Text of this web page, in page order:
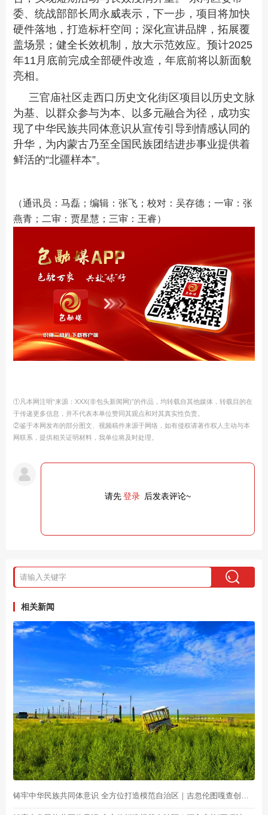
委、统战部部长周永威表示 ， 下一步，项目将加快
硬件落地，打造标杆空间；深化宣讲品牌，拓展覆
盖场景；健全长效机制，放大示范效应。预计2025
年11 月底前完成全部硬件改造，年底前将以新面貌
亮相。
三官庙社区走西口历史文化街区项目以历史文脉
为基、以群众参与为本、以多元融合为径，成功实
现了中华民族共同体意识从宣传引导到情感认同的
升华，为内蒙古乃至全国民族团结进步事业提供着
鲜活的“北疆样本”。
（通讯员：马磊；编辑：张飞；校对：吴存德；一审：张
燕青；二审：贾星慧；三审：王睿）
①凡本网注明“来源：XXX(非包头新闻网)”的作品，均转载自其他媒体，转载目的在
于传递更多信息，并不代表本单位赞同其观点和对其真实性负责。
②鉴于本网发布的部分图文、视频稿件来源于网络，如有侵权请著作权人主动与本
网联系，提供相关证明材料，我单位将及时处理。
请先登录 后发表评论~
相关新闻